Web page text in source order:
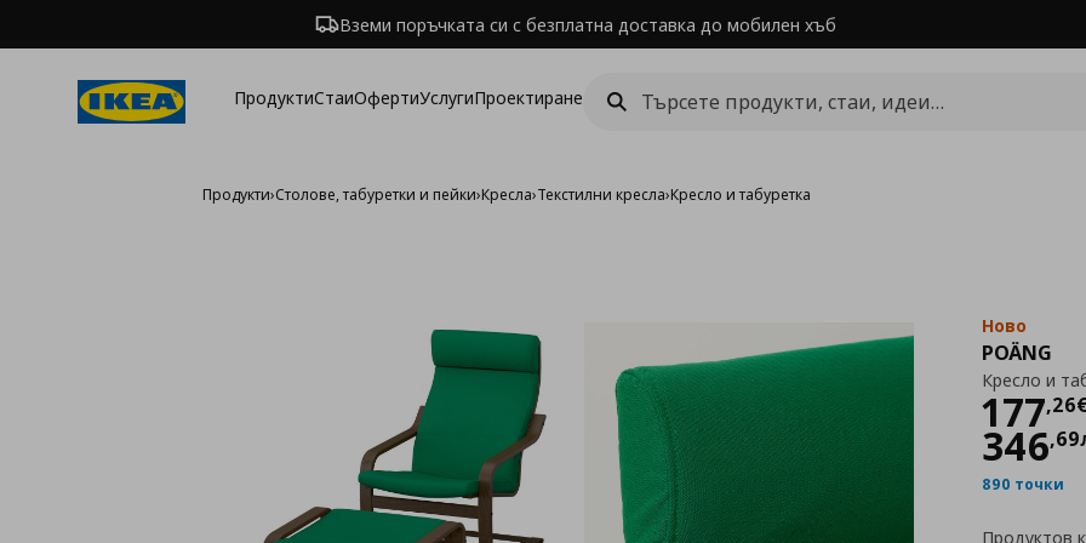
Вземи поръчката си с безплатна доставка до мобилен хъб
ПродуктиСтаиОфертиУслугиПроектиране
Продукти›Столове, табуретки и пейки›Кресла›Текстилни кресла›Кресло и табуретка
Ново
POÄNG
Кресло и
177,26
346,69
890 точки
Продуктов